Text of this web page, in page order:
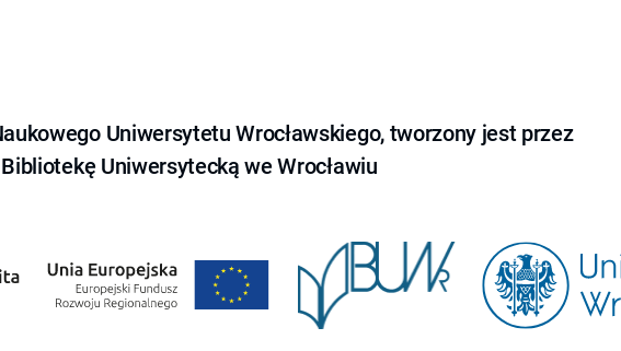
Uniwersytetu Wrocławskiego, tworzony jest przez
Bibliotekę Uniwersytecką we Wrocławiu